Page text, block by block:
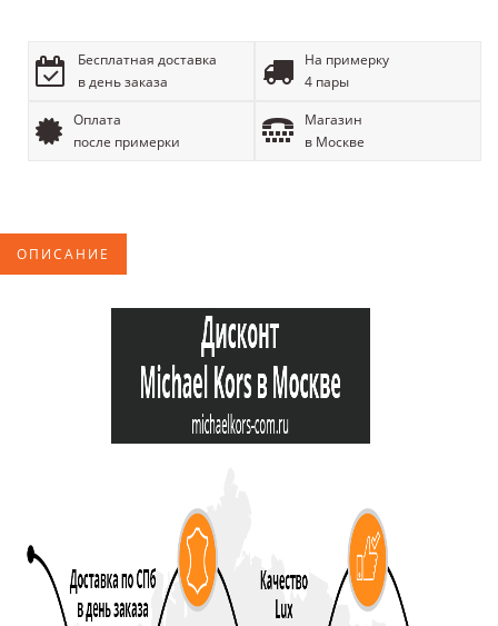
Бесплатная доставка
в день заказа
На примерку
4 пары
Оплата
после примерки
Магазин
в Москве
ОПИСАНИЕ